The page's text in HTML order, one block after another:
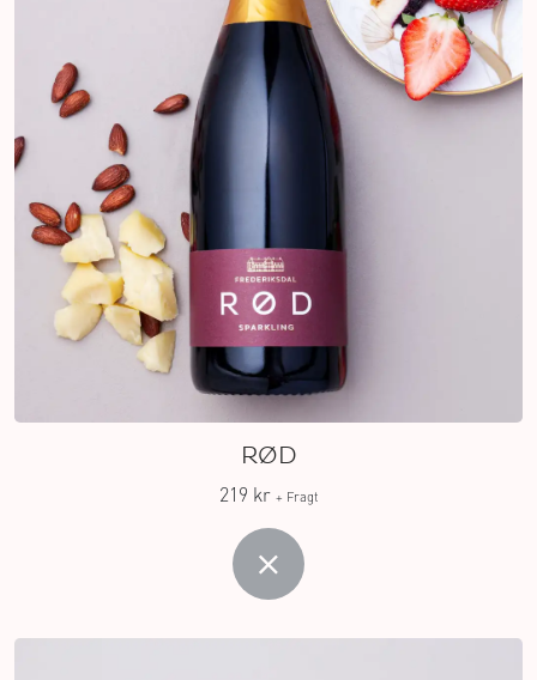
RØD
219 kr + Fragt